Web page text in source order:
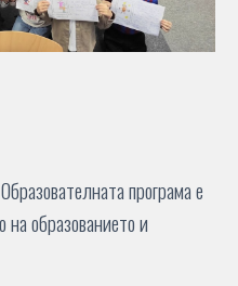
програма е
на образованието и